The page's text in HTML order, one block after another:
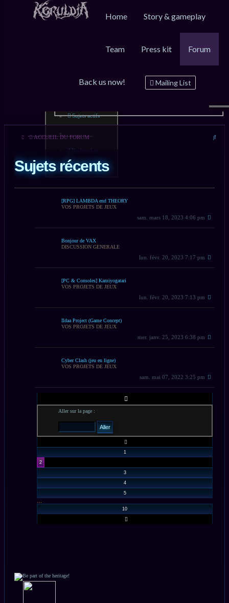
Home Story & gameplay
Team Press kit Forum
Mailing List
Back us now!
Messages non lus
Sujets actifs
Rechercher
Connexion
Inscription
FAQ
ACCUEIL DU FORUM
Sujets récents
[RPG] LAMBDA end THEORY
VOS PROJETS DE JEUX
sam. mars 18, 2023 4:06 pm
Bonjour de VAX
DISCUSSION GENERALE
lun. févr. 20, 2023 7:17 pm
[PC & Consoles] Kamiyogatari
VOS PROJETS DE JEUX
lun. févr. 20, 2023 7:13 pm
Ildaa Project (Game Concept)
VOS PROJETS DE JEUX
mer. janv. 25, 2023 6:38 pm
Cyber Clash (jeu en ligne)
VOS PROJETS DE JEUX
sam. mai 07, 2022 3:25 pm
PAGE
Aller sur la page :
PRÉCÉDENT
1
2
3
4
5
10
SUIVANT